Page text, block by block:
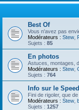
Best Of
Vous n'avez pas
Modérateurs : Stew
Sujets : 85
En photos
Astuces, montages,
Modérateurs : Stew
Sujets : 764
Info sur le
Fini de rigoler, que de
Modérateurs : Stew
Sujets : 1257